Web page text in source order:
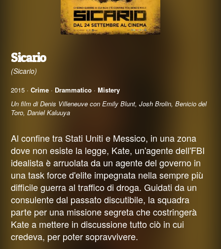
Sicario
(Sicario)
2015 · Crime · Drammatico ·Mistery
Un film di Denis Villeneuve con Emily Blunt, Josh Brolin, Benicio del
Toro, Daniel Kaluuya
Al confine tra Stati Uniti e Messico, in una zona
dove non esiste la legge, Kate, un'agente dell'FBI
idealista è arruolata da un agente del governo in
una task force d'elite impegnata nella sempre più
difficile guerra al traffico di droga. Guidati da un
consulente dal passato discutibile, la squadra
parte per una missione segreta che costringerà
Kate a mettere in discussione tutto ciò in cui
credeva, per poter sopravvivere.